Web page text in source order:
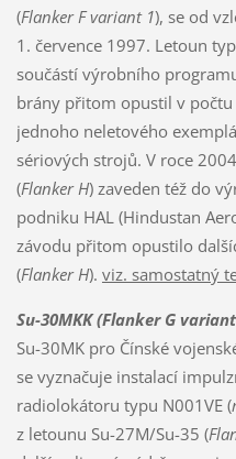
(Flanker F variant 1), se od
1. července 1997. Letoun
součástí výrobního
brány přitom opustil v
jednoho neletového
sériových strojů. V roce
(Flanker H) zaveden též do
podniku HAL (Hindustan
závodu přitom opustilo
(Flanker H). viz. samostatný
Su-30MKK (Flanker G
Su-30MK pro Čínské
se vyznačuje instalací
radiolokátoru typu N001VE (
z letounu Su-27M/Su-35 (